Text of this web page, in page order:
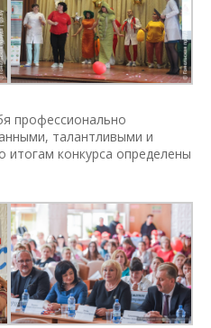
профессионально
талантливыми и
итогам конкурса определены